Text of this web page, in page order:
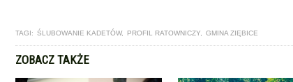
TAGI: ŚLUBOWANIE KADETÓW, PROFIL RATOWNICZY GMINA ZIĘBICE
ZOBACZ TAKŻE